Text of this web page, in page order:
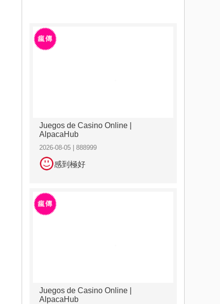
Juegos de Casino Online |
AlpacaHub
2026-08-05 | 888999
感到極好
Juegos de Casino Online |
AlpacaHub